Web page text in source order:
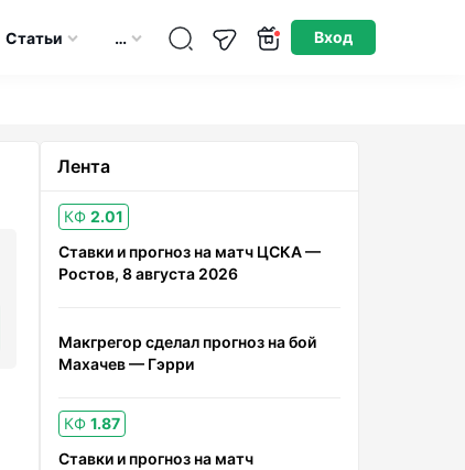
Статьи … Вход
Лента
КФ 2.01
Ставки и прогноз на матч ЦСКА —
Ростов, 8 августа 2026
Макгрегор сделал прогноз на бой
Махачев — Гэрри
КФ 1.87
Ставки и прогноз на матч